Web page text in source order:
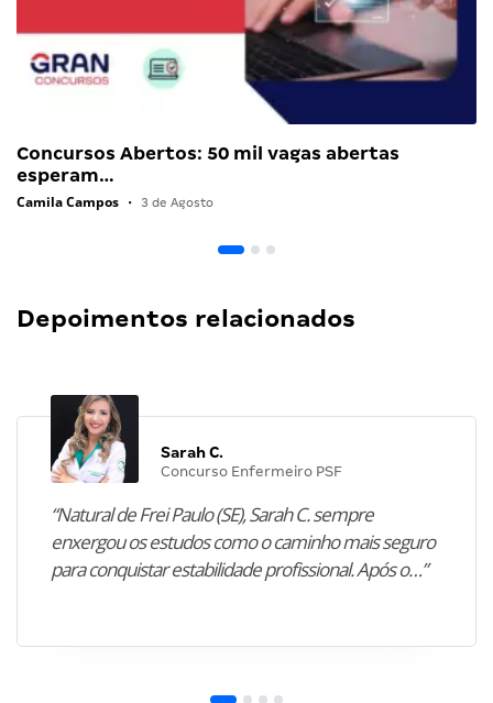
Concursos Abertos: 50 mil vagas abertas
esperam…
Camila Campos • 3 de Agosto
Depoimentos relacionados
Sarah C.
Concurso Enfermeiro PSF
“Natural de Frei Paulo (SE), Sarah C. sempre
enxergou os estudos como o caminho mais seguro
para conquistar estabilidade profissional. Após o…”